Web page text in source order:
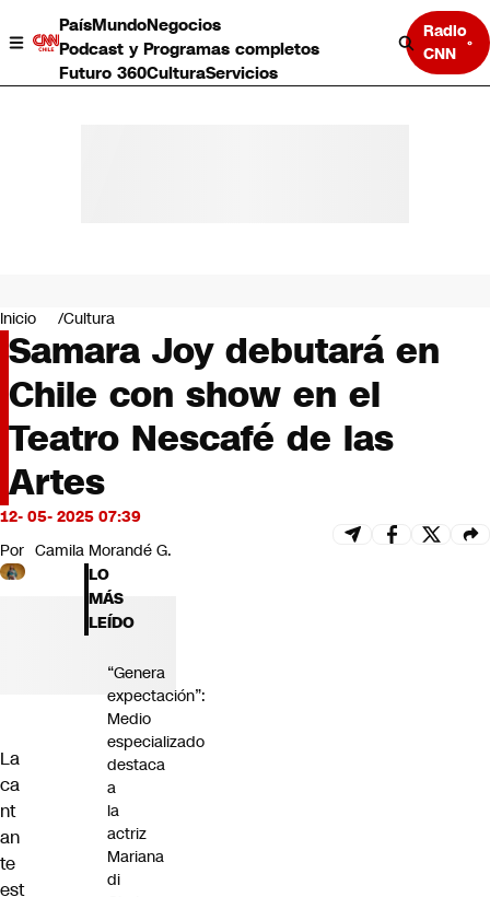
PaísMundoNegocios
Podcast y Programas completos
Futuro 360CulturaServicios
Radio
CNN
Negocios
Deportes
Programas completos
Cultura
Servicios
Bits
CNN tiempo
Futuro 360
Inicio Cultura
Samara Joy debutará en
Chile con show en el
Teatro Nescafé de las
Artes
12- 05- 2025 07:39
Por Camila Morandé G.
La
ca
nt
an
te
est
LO
MÁS
LEÍDO
“Genera
expectación”:
Medio
especializado
destaca
a
la
actriz
Mariana
di